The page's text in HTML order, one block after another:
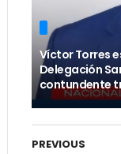
Víctor Torres
Delegación
contundente
PREVIOUS